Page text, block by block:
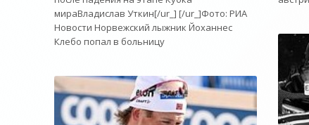
мираВладислав Уткин[/ur_] [/ur_]Фото: РИА
Новости Норвежский лыжник Йоханнес
Клебо попал в больницу